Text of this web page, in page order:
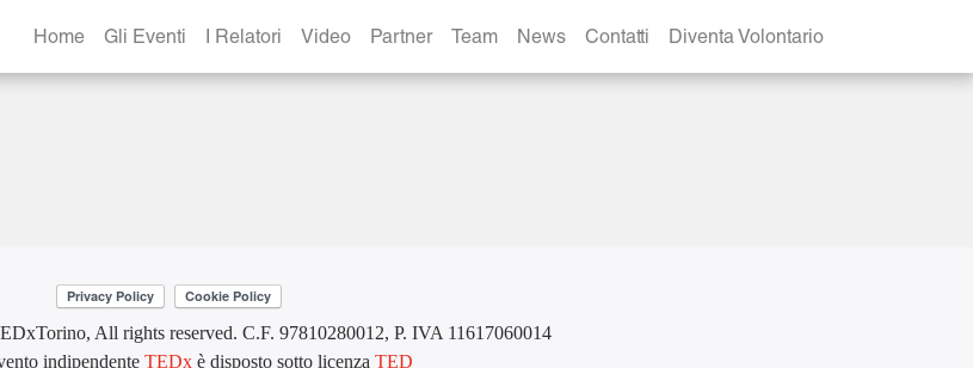
Home Gli Eventi I Relatori Video Partner Team News Contatti Diventa Volontario
All rights reserved. C.F. 97810280012, P. IVA 11617060014
indipendente TEDxè disposto sotto licenza TED